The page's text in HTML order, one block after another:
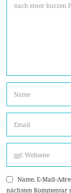
Name, E-Mail-
nächsten Kommentar